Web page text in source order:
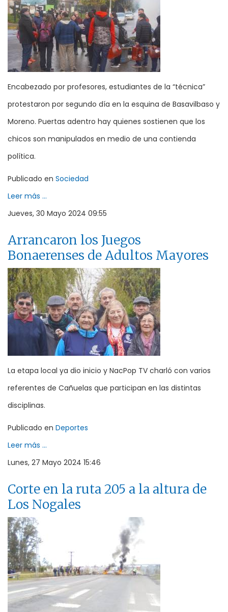
Encabezado por profesores, estudiantes de la “técnica”
protestaron por segundo día en la esquina de Basavilbaso y
Moreno. Puertas adentro hay quienes sostienen que los
chicos son manipulados en medio de una contienda
política.
Publicado en Sociedad
Leer más ...
Jueves, 30 Mayo 2024 09:55
Arrancaron los Juegos
Bonaerenses de Adultos Mayores
La etapa local ya dio inicio y NacPop TV charló con varios
referentes de Cañuelas que participan en las distintas
disciplinas.
Publicado en Deportes
Leer más ...
Lunes, 27 Mayo 2024 15:46
Corte en la ruta 205 a la altura de
Los Nogales